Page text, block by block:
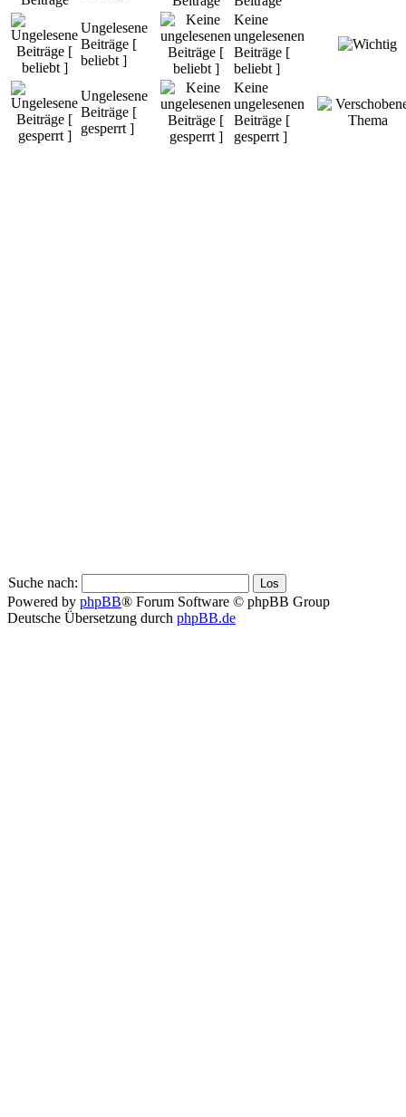
Ungelesene
Beiträge [
beliebt ]
Keine
ungelesenen
Beiträge [
beliebt ]
Ungelesene
Beiträge [
gesperrt ]
Keine
ungelesenen
Beiträge [
gesperrt ]
Suche nach:
Powered by phpBB® Forum Software © phpBB Group
Deutsche Übersetzung durch phpBB.de